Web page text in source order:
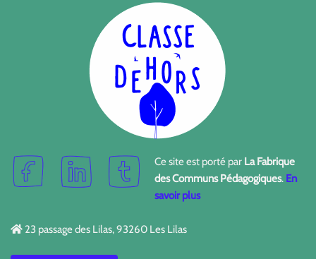
Ce site est porté par La Fabrique
des Communs Pédagogiques. En
savoir plus
23 passage des Lilas, 93260 Les Lilas